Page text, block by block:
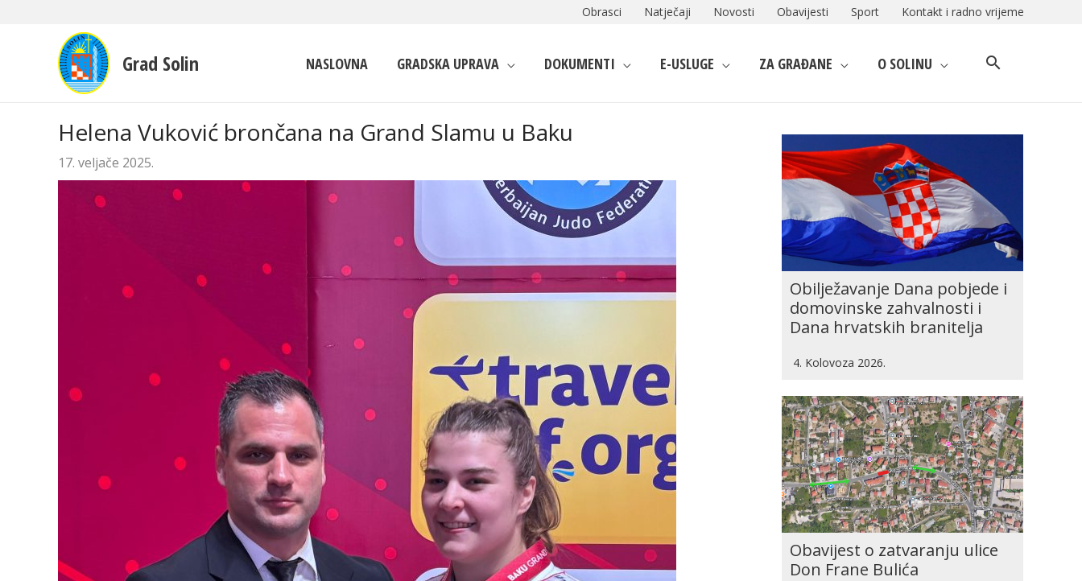
Obrasci Natječaji Novosti Obavijesti Sport Kontakt i radno vrijeme
Grad Solin NASLOVNA GRADSKA UPRAVA DOKUMENTI E-USLUGE ZA GRAĐANE O SOLINU
Helena Vuković brončana na Grand Slamu u Baku
17. veljače 2025.
Obilježavanje Dana pobjede i
domovinske zahvalnosti i
Dana hrvatskih branitelja
4. Kolovoza 2026.
Obavijest o zatvaranju ulice
Don Frane Bulića